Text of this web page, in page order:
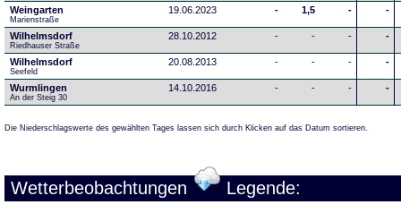
Weingarten
Marienstraße
19.06.2023 - 1,5 - -
Wilhelmsdorf
Riedhauser Straße
28.10.2012 - - - -
Wilhelmsdorf
Seefeld
20.08.2013 - - - -
Wurmlingen
An der Steig 30
14.10.2016 - - - -
Die Niederschlagswerte des gewählten Tages lassen sich durch Klicken auf das Datum sortieren.
Wetterbeobachtungen Legende: